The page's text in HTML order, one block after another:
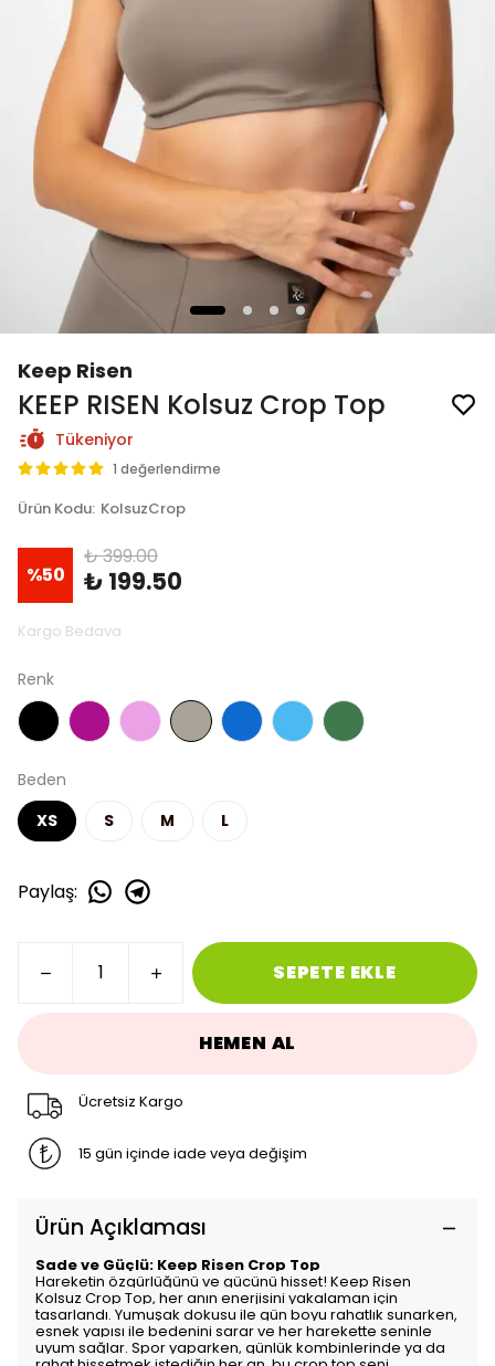
Keep Risen
KEEP RISEN Kolsuz Crop Top
Tükeniyor
1 değerlendirme
Ürün Kodu: KolsuzCrop
%50
₺ 399.00
₺ 199.50
Kargo Bedava
Renk
Beden
XS
S M L
Paylaş:
SEPETE EKLE
HEMEN AL
Ücretsiz Kargo
15 gün içinde iade veya değişim
Ürün Açıklaması
Sade ve Güçlü: Keep Risen Crop Top
Hareketin özgürlüğünü ve gücünü hisset! Keep Risen
Kolsuz Crop Top, her anın enerjisini yakalaman için
tasarlandı. Yumuşak dokusu ile gün boyu rahatlık sunarken,
esnek yapısı ile bedenini sarar ve her harekette seninle
uyum sağlar. Spor yaparken, günlük kombinlerinde ya da